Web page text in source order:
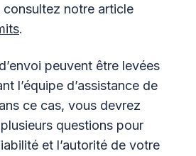
consultez notre article
.
peuvent être levées
l’équipe d’assistance de
ce cas, vous devrez
questions pour
et l’autorité de votre